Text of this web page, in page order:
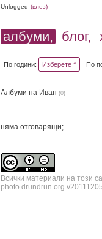
Unlogged (влез)
албуми, блог,
По години: Изберете ^ По
Албуми на Иван (0)
няма отговарящи;
Всички материали на този
photo.drundrun.org v20111205